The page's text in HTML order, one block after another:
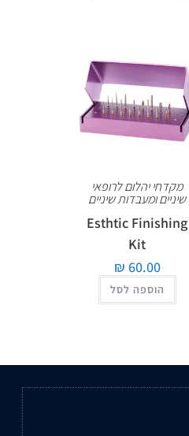
מקדחי יהלום לרופאי
שיניים ומעבדות שיניים
Esthtic Finishing
Kit
₪ 60.00
הוספה לסל